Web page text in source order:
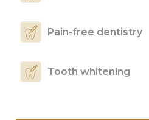
Pain-free dentistry
Tooth whitening